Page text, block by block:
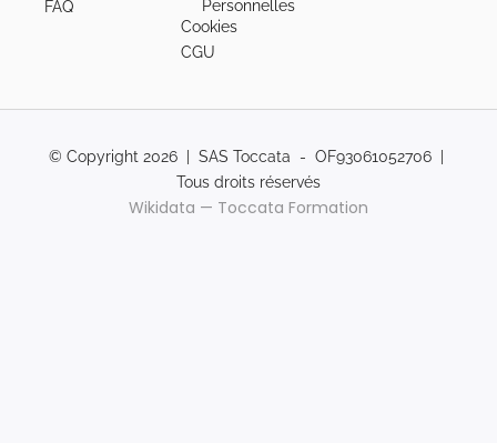
FAQ
Personnelles
Cookies
CGU
© Copyright 2026 | SAS Toccata - OF93061052706 |
Tous droits réservés
Wikidata — Toccata Formation